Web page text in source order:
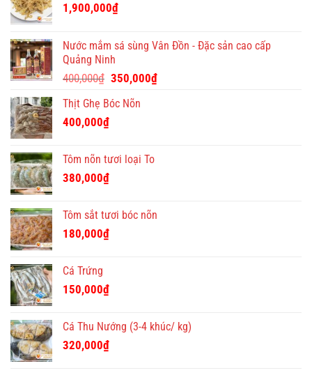
nghĩa
độc
đáo
1,900,000₫
Nước mắm sá sùng Vân Đồn - Đặc sản cao cấp
Quảng Ninh
400,000₫ Giá
là:
350,000₫Giá
Thịt Ghẹ Bóc Nõn
400,000₫
Tôm nõn tươi loại To
380,000₫
Tôm sắt tươi bóc nõn
180,000₫
Cá Trứng
150,000₫
Cá Thu Nướng (3-4 khúc/ kg)
320,000₫